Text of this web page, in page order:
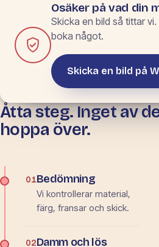
Osäker på vad din
Skicka en bild så tittar
boka något.
Skicka en bild på
Åtta steg. Inget av
hoppa över.
01Bedömning
Vi kontrollerar material,
färg, fransar och skick.
02Damm och lös